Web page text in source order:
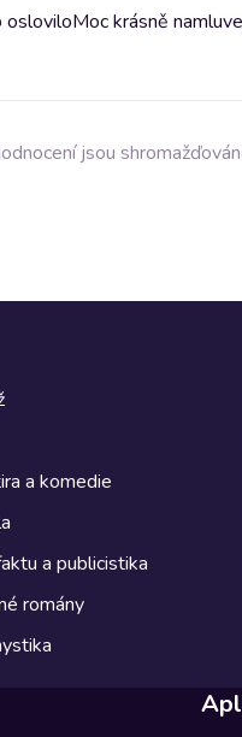
osloviloMoc krásně
jsou
a komedie
a publicistika
romány